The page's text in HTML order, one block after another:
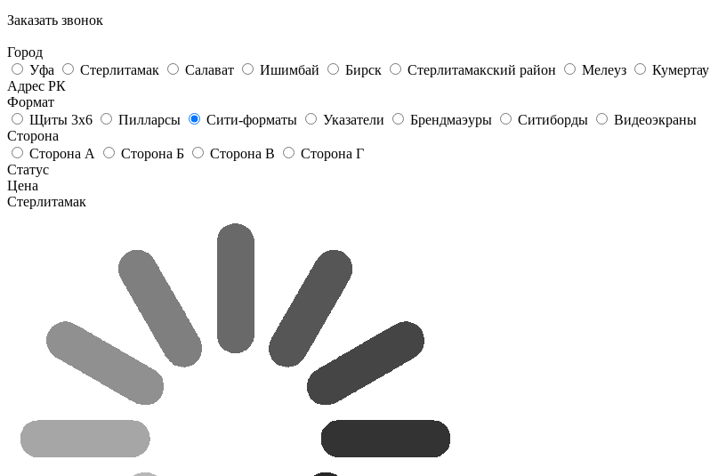
Заказать звонок
Город
Уфа
Стерлитамак Салават Ишимбай Бирск Стерлитамакский район Мелеуз Кумертау
Адрес РК
Формат
Щиты 3х6
Пилларсы Сити-форматы Указатели Брендмаэуры Ситиборды
Видеоэкраны
Сторона
Сторона А
Сторона Б Сторона В
Сторона Г
Статус
Цена
Стерлитамак